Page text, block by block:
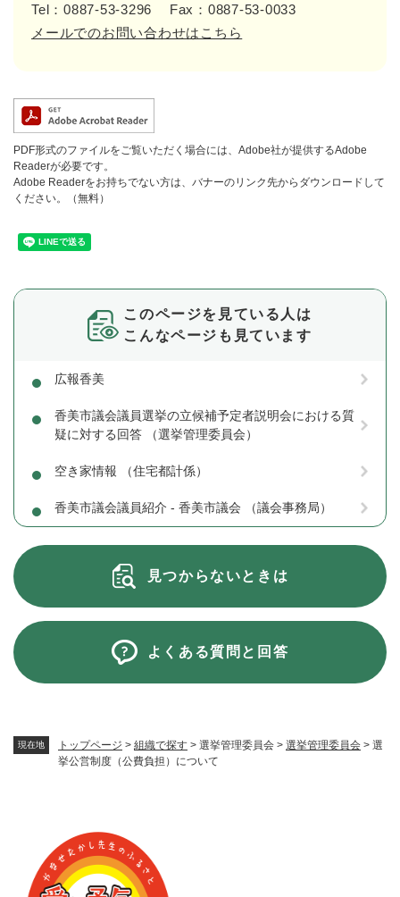
現在地 トップページ > 組織で探す > 選挙管理委員会 > 選挙管理委員会 > 選
挙公営制度（公費負担）について
Tel：0887-53-3296
Fax：0887-53-0033
メールでのお問い合わせはこちら
PDF形式のファイルをご覧いただく場合には、Adobe社が提供するAdobe
Readerが必要です。
Adobe Readerをお持ちでない方は、バナーのリンク先からダウンロードして
ください。（無料）
このページを見ている人は
こんなページも見ています
広報香美
香美市議会議員選挙の立候補予定者説明会における質
疑に対する回答 （選挙管理委員会）
空き家情報 （住宅都計係）
香美市議会議員紹介 - 香美市議会 （議会事務局）
見つからないときは
よくある質問と回答